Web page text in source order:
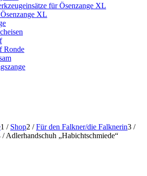
für Ösenzange XL
XL
Ronde
1 / Shop2 / Für den Falkner/die Falknerin3 /
/ Adlerhandschuh „Habichtschmiede“